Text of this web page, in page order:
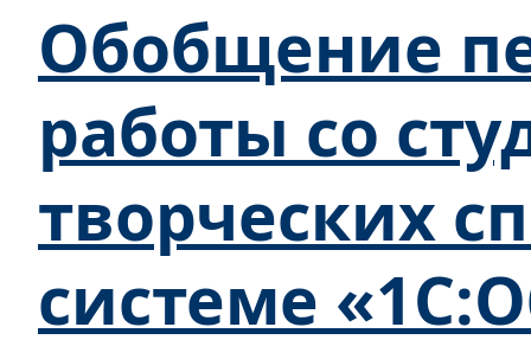
Обобщение
работы со
творческих
системе